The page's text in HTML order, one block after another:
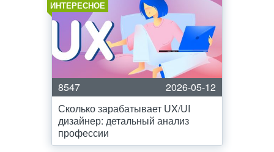
ИНТЕРЕСНОЕ
8547
2026-05-12
Сколько зарабатывает UX/UI
дизайнер: детальный анализ
профессии